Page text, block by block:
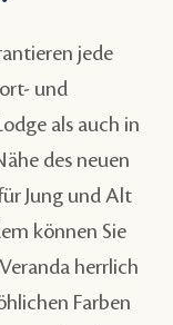
jede
und
als auch in
des neuen
Jung und Alt
können Sie
herrlich
Farben